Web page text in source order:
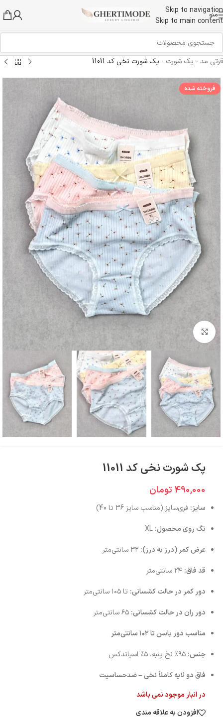
Skip to navigation
Skip to main content
منو
قرتی مد - پک شورت - پک شورت نخی کد 11011
فروخته شده
برای بزرگنمایی کلیک کنید
پک شورت نخی کد 11011
490,000 تومان
سایز: فری‌سایز (مناسب سایز 36 تا 40)
تگ روی محصول:
عرض کمر (درز به درز):
قد فاق:
دور کمر در حالت کشسانی: تا ۱۰۵ سانتی‌متر
دور ران در حالت کشسانی:
مناسب دور باسن تا ۱۰۲ سانتی‌متر
جنس:
فاق دو لایه کاملاً نخی – ضدحساسیت
در انبار موجود نمی باشد
افزودن به علاقه مندی